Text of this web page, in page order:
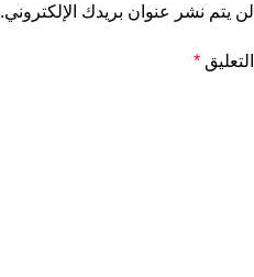
لن يتم نشر عنوان بريدك الإلكتروني.
التعليق *